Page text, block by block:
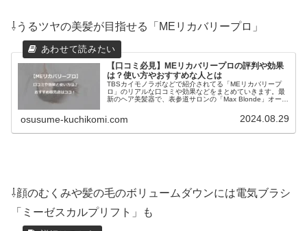
⇩うるツヤの美髪が目指せる「MEリカバリープロ」
【口コミ必見】MEリカバリープロの評判や効果
は？使い方やおすすめな人とは
TBSカイモノラボなどで紹介されてる「MEリカバリープ
ロ」のリアルな口コミや効果などをまとめていきます。最
新のヘア美髪器で、表参道サロンの「Max Blonde」オーナ
で女性なら誰もが憧れるうるツヤの美髪へと導いてくれる
のだそう。リアルな口コミを購入前にチェックしておきま
osusume-kuchikomi.com 2024.08.29
⇩顔のむくみや髪の毛のボリュームダウンには電気ブラシ
「ミーゼスカルプリフト」も